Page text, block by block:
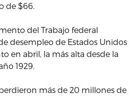
de $66.
del Trabajo federal
desempleo de Estados Unidos
en abril, la más alta desde la
1929.
más de 20 millones de